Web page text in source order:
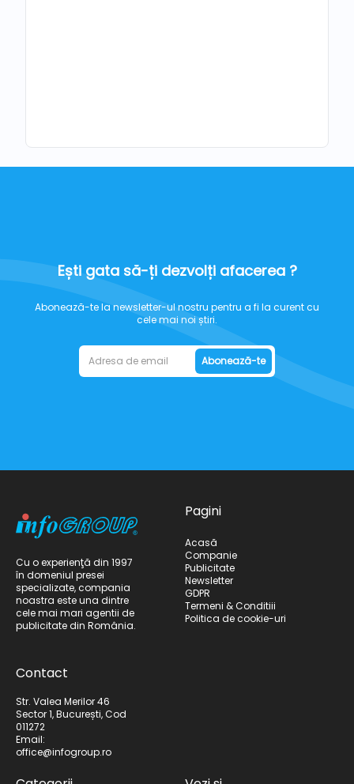
Ești gata să-ți dezvolți afacerea ?
Abonează-te la newsletter-ul nostru pentru a fi la curent cu
cele mai noi știri.
Abonează-te
Cu o experienţă din 1997
în domeniul presei
specializate, compania
noastra este una dintre
cele mai mari agentii de
publicitate din România.
Contact
Str. Valea Merilor 46
Sector 1, București, Cod
011272
Email:
office@infogroup.ro
Pagini
Acasă
Companie
Publicitate
Newsletter
GDPR
Termeni & Conditiii
Politica de cookie-uri